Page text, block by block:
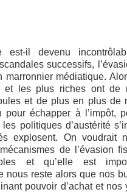
est-il devenu
successifs,
marronnier médiatique.
et les plus riches ont de
et de plus en plus de
pour échapper à l’impôt,
politiques d’austérité
explosent. On voudrait
de l’évasion
et qu’elle est
nous reste alors que nos
pouvoir d’achat et nos